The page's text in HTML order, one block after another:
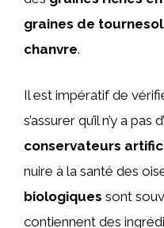
graines de tournesol
chanvre.
Il est impératif de
s’assurer qu’il n’y a pas d’
conservateurs
nuire à la santé des
biologiques sont
contiennent des